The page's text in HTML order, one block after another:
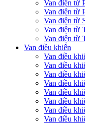
Van điện từ
Van điện từ
Van điện từ
Van điện từ
Van điện từ
Van điều khiển
Van điều
Van điều
Van điều
Van điều
Van điều
Van điều
Van điều
Van điều